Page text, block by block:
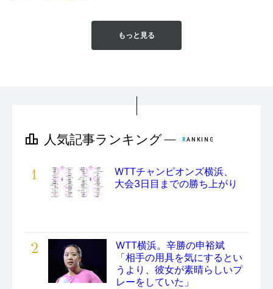
もっと見る
1
WTTチャンピオンズ横浜、
大会3日目までの勝ち上がり
2
WTT横浜。辛勝の申裕斌
「相手の用具を気にするとい
うより、彼女が素晴らしいプ
レーをしていた」